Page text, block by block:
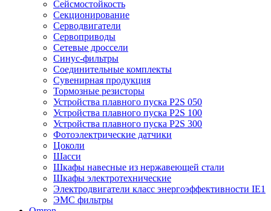
Сейсмостойкость
Секционирование
Серводвигатели
Сервоприводы
Сетевые дроссели
Синус-фильтры
Соединительные комплекты
Сувенирная продукция
Тормозные резисторы
Устройства плавного пуска P2S 050
Устройства плавного пуска P2S 100
Устройства плавного пуска P2S 300
Фотоэлектрические датчики
Цоколи
Шасси
Шкафы навесные из нержавеющей стали
Шкафы электротехнические
Электродвигатели класс энергоэффективности IE1
ЭМС фильтры